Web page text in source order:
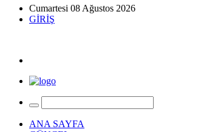
Cumartesi 08 Ağustos 2026
GİRİŞ
ANA SAYFA